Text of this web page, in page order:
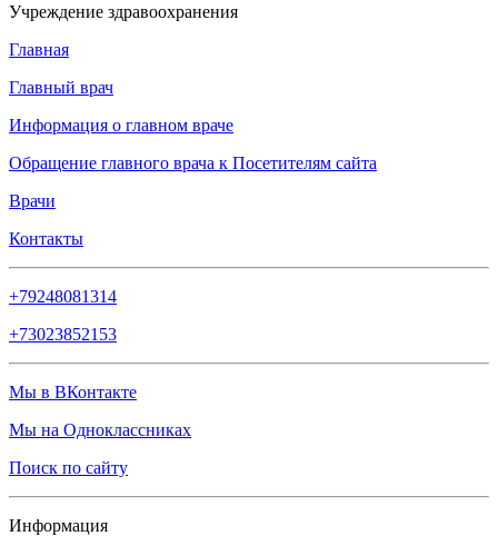
Учреждение здравоохранения
Главная
Главный врач
Информация о главном враче
Обращение главного врача к Посетителям сайта
Врачи
Контакты
+79248081314
+73023852153
Мы в ВКонтакте
Мы на Одноклассниках
Поиск по сайту
Информация